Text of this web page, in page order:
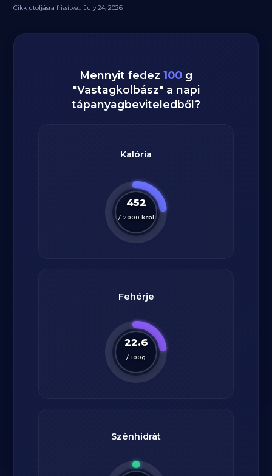
Cikk utoljásra frissítve.: July 24, 2026
Mennyit fedez 100 g
"Vastagkolbász" a napi
tápanyagbeviteledből?
Kalória
452
/ 2000 kcal
Fehérje
22.6
/ 100g
Szénhidrát